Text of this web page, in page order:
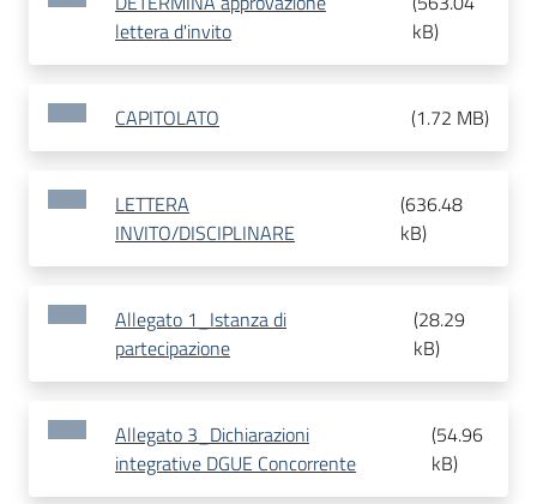
lettera d'invito
kB)
CAPITOLATO (1.72 MB)
LETTERA
INVITO/DISCIPLINARE
(636.48
kB)
Allegato 1_Istanza di
partecipazione
(28.29
kB)
Allegato 3_Dichiarazioni
integrative DGUE Concorrente
(54.96
kB)